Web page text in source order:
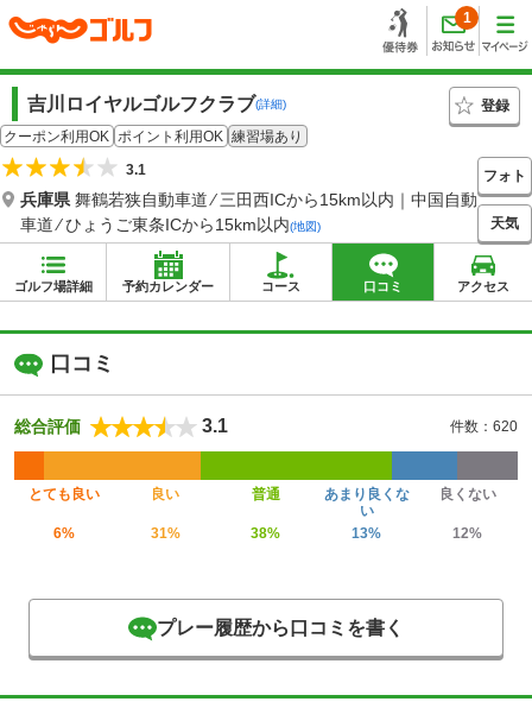
1
吉川ロイヤルゴルフクラブ(詳細)
登録
クーポン利用OK ポイント利用OK 練習場あり
3.1
兵庫県 舞鶴若狭自動車道 ⁄ 三田西ICから15km以内｜中国自動
車道 ⁄ ひょうご東条ICから15km以内(地図)
フォト
天気
ゴルフ場詳細 予約カレンダー コース 口コミ アクセス
口コミ
総合評価 3.1 件数：620
とても良い 良い 普通
あまり良くな
い
良くない
6% 31% 38% 13% 12%
プレー履歴から口コミを書く